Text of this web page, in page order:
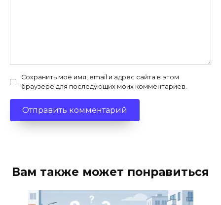
Сохранить моё имя, email и адрес сайта в этом
браузере для последующих моих комментариев.
Вам также может понравиться